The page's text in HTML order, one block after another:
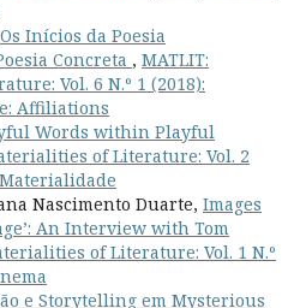
Os Inícios da Poesia
Concreta , MATLIT:
Vol. 6 N.º 1 (2018):
Affiliations
Words within Playful
of Literature: Vol. 2
Nascimento Duarte, Images
An Interview with Tom
of Literature: Vol. 1 N.º
e Storytelling em Mysterious